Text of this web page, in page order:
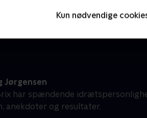
Kun nødvendige
Jørgensen
har spændende
anekdoter og resultater.